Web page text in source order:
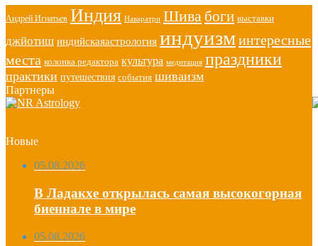
Андрей Игнатьев Индия Наваратри Шива боги выставки
джйотиш индийскаяастрология индуизминтересные
места колонка редактора культура медитация праздники
практики путешествия события шиваизм
Партнеры
Новые
05.08.2026
В Ладакхе открылась самая высокогорная
биеннале в мире
05.08.2026